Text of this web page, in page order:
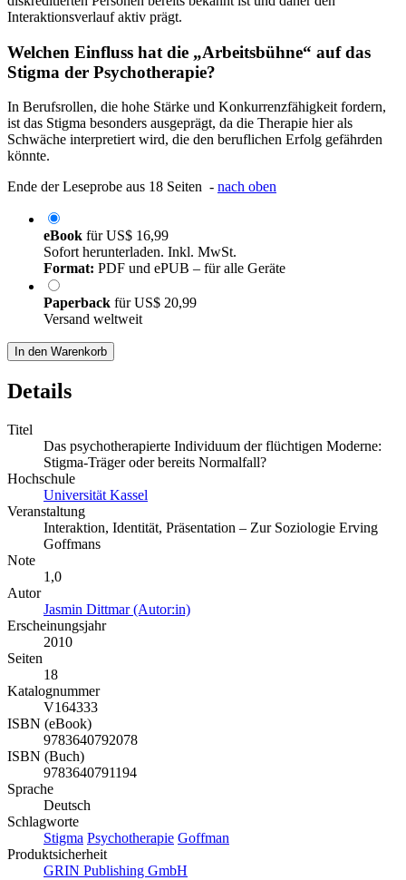
Interaktionsverlauf aktiv prägt.
Welchen Einfluss hat die „Arbeitsbühne“ auf das
Stigma der Psychotherapie?
In Berufsrollen, die hohe Stärke und Konkurrenzfähigkeit fordern,
ist das Stigma besonders ausgeprägt, da die Therapie hier als
Schwäche interpretiert wird, die den beruflichen Erfolg gefährden
könnte.
Ende der Leseprobe aus 18 Seiten - nach oben
eBook fürUS$ 16,99
Sofort herunterladen. Inkl. MwSt.
Format: PDF und ePUB – für alle Geräte
Paperback fürUS$ 20,99
Versand weltweit
In den Warenkorb
Details
Titel
Das psychotherapierte Individuum der flüchtigen Moderne:
Stigma-Träger oder bereits Normalfall?
Hochschule
Universität Kassel
Veranstaltung
Interaktion, Identität, Präsentation – Zur Soziologie Erving
Goffmans
Note
1,0
Autor
Jasmin Dittmar (Autor:in)
Erscheinungsjahr
2010
Seiten
18
Katalognummer
V164333
ISBN (eBook)
9783640792078
ISBN (Buch)
9783640791194
Sprache
Deutsch
Schlagworte
Stigma Psychotherapie Goffman
Produktsicherheit
GRIN Publishing GmbH